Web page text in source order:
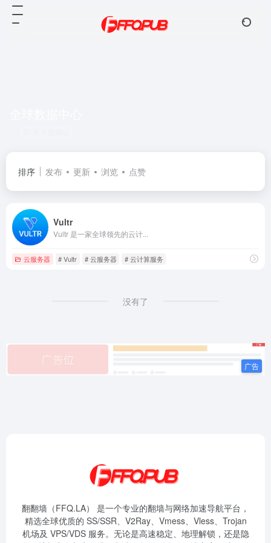
排序 发布 更新 浏览 点赞
Vultr
Vultr 是一家全球领先的云计...
云服务器 # Vultr # 云服务器 # 云计算服务
没有了
翻翻墙（FFQ.LA） 是一个专业的翻墙与网络加速导航平台，
精选全球优质的 SS/SSR、V2Ray、Vmess、Vless、Trojan
机场及 VPS/VDS 服务。无论是高速稳定、地理解锁，还是隐